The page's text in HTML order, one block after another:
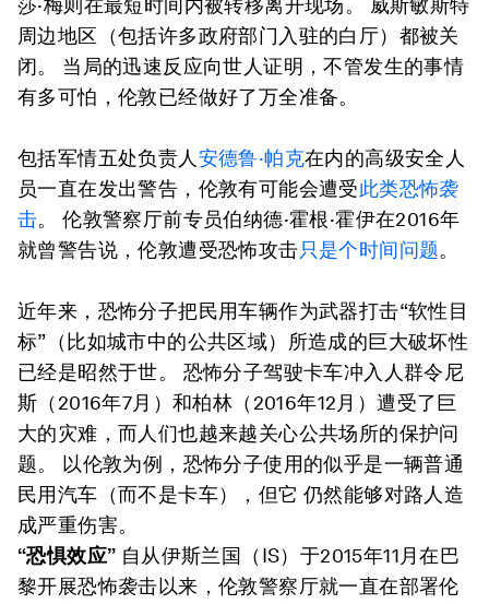
莎·梅则在最短时间内被转移离开现场。 威斯敏斯特
周边地区（包括许多政府部门入驻的白厅）都被关
闭。 当局的迅速反应向世人证明，不管发生的事情
有多可怕，伦敦已经做好了万全准备。
包括军情五处负责人 安德鲁·帕克在内的高级安全人
员一直在发出警告，伦敦有可能会遭受此类恐怖袭
击。 伦敦警察厅前专员伯纳德·霍根·霍伊在2016年
就曾警告说，伦敦遭受恐怖攻击只是个时间问题。
近年来，恐怖分子把民用车辆作为武器打击“软性目
标”（比如城市中的公共区域）所造成的巨大破坏性
已经是昭然于世。 恐怖分子驾驶卡车冲入人群令尼
斯（2016年7月）和柏林（2016年12月）遭受了巨
大的灾难，而人们也越来越关心公共场所的保护问
题。 以伦敦为例，恐怖分子使用的似乎是一辆普通
民用汽车（而不是卡车），但它 仍然能够对路人造
成严重伤害。
“恐惧效应” 自从伊斯兰国（IS）于2015年11月在巴
黎开展恐怖袭击以来，伦敦警察厅就一直在部署伦